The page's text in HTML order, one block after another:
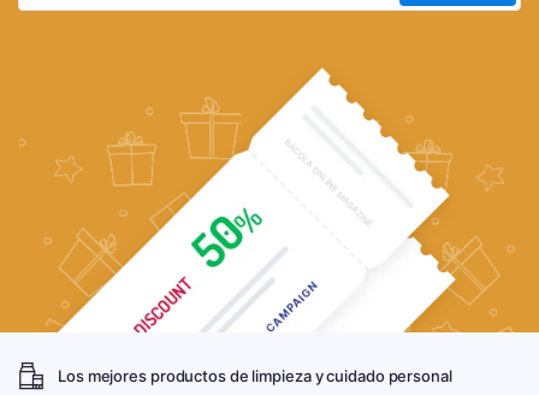
Los mejores productos de limpieza y cuidado personal